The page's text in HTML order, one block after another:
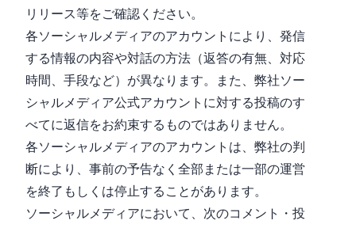
リリース等をご確認ください。
各ソーシャルメディアのアカウントにより、発信
する情報の内容や対話の方法（返答の有無、対応
時間、手段など）が異なります。また、弊社ソー
シャルメディア公式アカウントに対する投稿のす
べてに返信をお約束するものではありません。
各ソーシャルメディアのアカウントは、弊社の判
断により、事前の予告なく全部または一部の運営
を終了もしくは停止することがあります。
ソーシャルメディアにおいて、次のコメント・投